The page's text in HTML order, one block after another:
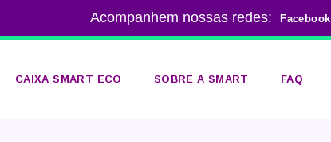
Acompanhem nossas redes:Facebook
CAIXA SMART ECO SOBRE A SMART FAQ